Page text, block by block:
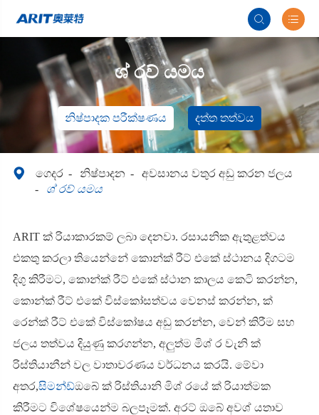
 
ශ් රව් යමය
නිෂ්පාදක පරීක්ෂණය දත්ත තත්වය
 ගෙදර නිෂ්පාදන
අවසානය වතුර අඩු කරන ජලය
ශ් රව් යමය
ARIT ක් රියාකාරකම් ලබා දෙනවා. රසායනික ඇතුළත්වය
එකතු කරලා තියෙන්නේ කොන්ක් රීට් එකේ ස්ථානය දිගටම
දිගු කිරීමට, කොන්ක් රීට් එකේ ස්ථාන කාලය කෙටි කරන්න,
කොන්ක් රීට් එකේ විස්කෝසත්වය වෙනස් කරන්න, ක්
රෙන්ක් රීට් එකේ විස්කෝෂය අඩු කරන්න, වෙන් කිරීම සහ
ජලය තත්වය දියුණු කරගන්න, අලුත්ම මිශ් ර වැනි ක්
රිස්තියානීන් වල වාතාවරණය වර්ධනය කරයි. මේවා
අතර,සිමන්ඩ්ඔබේ ක් රිස්තියානි මිශ් රයේ ක් රියාත්මක
කිරීමට විශේෂයෙන්ම බලපෑමක්. අරට් ඔබේ අවශ් යතාව